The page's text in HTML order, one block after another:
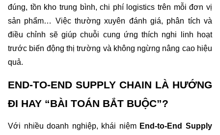
đúng, tồn kho trung bình, chi phí logistics trên mỗi đơn vị
sản phẩm… Việc thường xuyên đánh giá, phân tích và
điều chỉnh sẽ giúp chuỗi cung ứng thích nghi linh hoạt
trước biến động thị trường và không ngừng nâng cao hiệu
quả.
END-TO-END SUPPLY CHAIN LÀ HƯỚNG
ĐI HAY “BÀI TOÁN BẮT BUỘC”?
Với nhiều doanh nghiệp, khái niệm End-to-End Supply